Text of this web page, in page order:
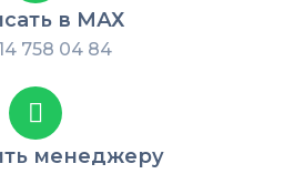
в МАХ
758 04 84
менеджеру